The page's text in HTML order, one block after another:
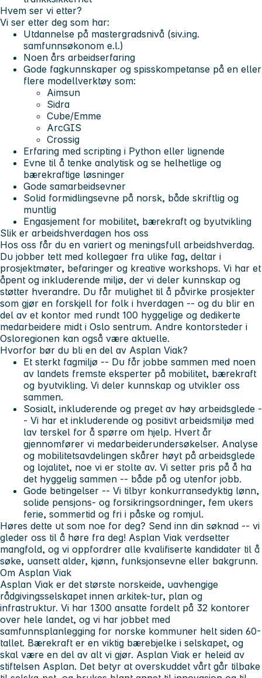
Hvem ser vi etter?
Vi ser etter deg som har:
Utdannelse på mastergradsnivå (siv.ing.
samfunnsøkonom e.l.)
Noen års arbeidserfaring
Gode fagkunnskaper og spisskompetanse på en eller
flere modellverktøy som:
Aimsun
Sidra
Cube/Emme
ArcGIS
Crossig
Erfaring med scripting i Python eller lignende
Evne til å tenke analytisk og se helhetlige og
bærekraftige løsninger
Gode samarbeidsevner
Solid formidlingsevne på norsk, både skriftlig og
muntlig
Engasjement for mobilitet, bærekraft og byutvikling
Slik er arbeidshverdagen hos oss
Hos oss får du en variert og meningsfull arbeidshverdag.
Du jobber tett med kollegaer fra ulike fag, deltar i
prosjektmøter, befaringer og kreative workshops. Vi har et
åpent og inkluderende miljø, der vi deler kunnskap og
støtter hverandre. Du får mulighet til å påvirke prosjekter
som gjør en forskjell for folk i hverdagen -- og du blir en
del av et kontor med rundt 100 hyggelige og dedikerte
medarbeidere midt i Oslo sentrum. Andre kontorsteder i
Osloregionen kan også være aktuelle.
Hvorfor bør du bli en del av Asplan Viak?
Et sterkt fagmiljø -- Du får jobbe sammen med noen
av landets fremste eksperter på mobilitet, bærekraft
og byutvikling. Vi deler kunnskap og utvikler oss
sammen.
Sosialt, inkluderende og preget av høy arbeidsglede -
- Vi har et inkluderende og positivt arbeidsmiljø med
lav terskel for å spørre om hjelp. Hvert år
gjennomfører vi medarbeiderundersøkelser. Analyse
og mobilitetsavdelingen skårer høyt på arbeidsglede
og lojalitet, noe vi er stolte av. Vi setter pris på å ha
det hyggelig sammen -- både på og utenfor jobb.
Gode betingelser -- Vi tilbyr konkurransedyktig lønn,
solide pensjons- og forsikringsordninger, fem ukers
ferie, sommertid og fri i påske og romjul.
Høres dette ut som noe for deg? Send inn din søknad -- vi
gleder oss til å høre fra deg! Asplan Viak verdsetter
mangfold, og vi oppfordrer alle kvalifiserte kandidater til å
søke, uansett alder, kjønn, funksjonsevne eller bakgrunn.
Om Asplan Viak
Asplan Viak er det største norskeide, uavhengige
rådgivingsselskapet innen arkitek-tur, plan og
infrastruktur. Vi har 1300 ansatte fordelt på 32 kontorer
over hele landet, og vi har jobbet med
samfunnsplanlegging for norske kommuner helt siden 60-
tallet. Bærekraft er en viktig bærebjelke i selskapet, og
skal være en del av alt vi gjør. Asplan Viak er heleid av
stiftelsen Asplan. Det betyr at overskuddet vårt går tilbake